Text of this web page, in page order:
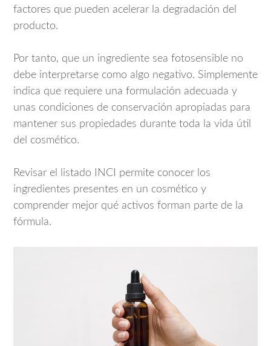
factores que pueden acelerar la degradación del
producto.
Por tanto, que un ingrediente sea fotosensible no
debe interpretarse como algo negativo. Simplemente
indica que requiere una formulación adecuada y
unas condiciones de conservación apropiadas para
mantener sus propiedades durante toda la vida útil
del cosmético.
Revisar el listado INCI permite conocer los
ingredientes presentes en un cosmético y
comprender mejor qué activos forman parte de la
fórmula.